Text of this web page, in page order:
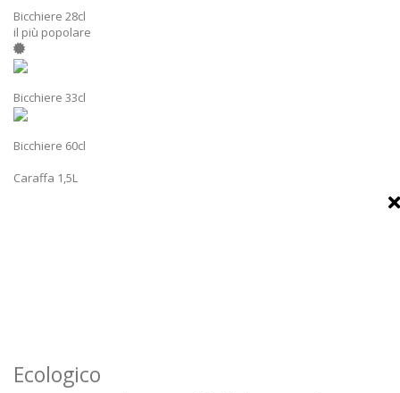
Bicchiere 28cl
il più popolare
Bicchiere 33cl
Bicchiere 60cl
Caraffa 1,5L
Ecologico